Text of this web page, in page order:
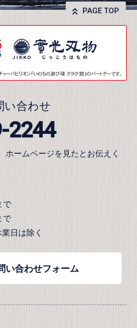
PAGE TOP
い合わせ
2244
ホームページを見たとお伝えく
で
で
日は除く
い合わせフォーム